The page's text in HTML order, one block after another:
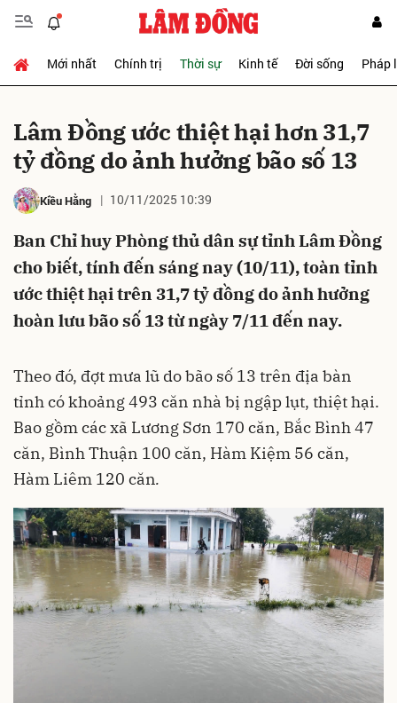
Mới nhất Chính trị Thời sự Kinh tế Đời sống Pháp
Lâm Đồng ước thiệt hại hơn 31,7
tỷ đồng do ảnh hưởng bão số 13
Kiều Hằng 10/11/2025 10:39
Ban Chỉ huy Phòng thủ dân sự tỉnh Lâm Đồng
cho biết, tính đến sáng nay (10/11), toàn tỉnh
ước thiệt hại trên 31,7 tỷ đồng do ảnh hưởng
hoàn lưu bão số 13 từ ngày 7/11 đến nay.
Theo đó, đợt mưa lũ do bão số 13 trên địa bàn
tỉnh có khoảng 493 căn nhà bị ngập lụt, thiệt hại.
Bao gồm các xã Lương Sơn 170 căn, Bắc Bình 47
căn, Bình Thuận 100 căn, Hàm Kiệm 56 căn,
Hàm Liêm 120 căn.
Gửi bình luận
Hủy Gửi